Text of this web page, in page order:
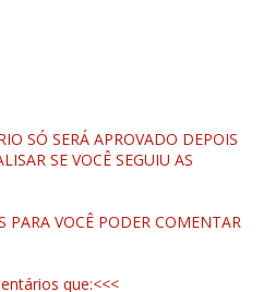
SÓ SERÁ APROVADO DEPOIS
SE VOCÊ SEGUIU AS
PARA VOCÊ PODER COMENTAR
que:<<<